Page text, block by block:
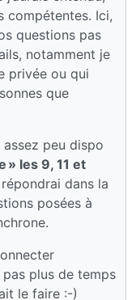
compétentes. Ici,
questions pas
notamment je
privée ou qui
que
assez peu dispo
» les 9, 11 et
dans la
posées à
pas plus de temps
le faire :-)